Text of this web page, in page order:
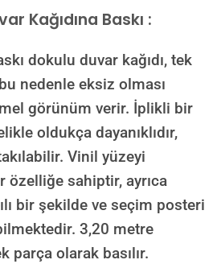
Kağıdına Baskı :
dokulu duvar kağıdı, tek
nedenle eksiz olması
görünüm verir. İplikli bir
oldukça dayanıklıdır,
Vinil yüzeyi
sahiptir, ayrıca
bir şekilde ve seçim posteri
3,20 metre
parça olarak basılır.